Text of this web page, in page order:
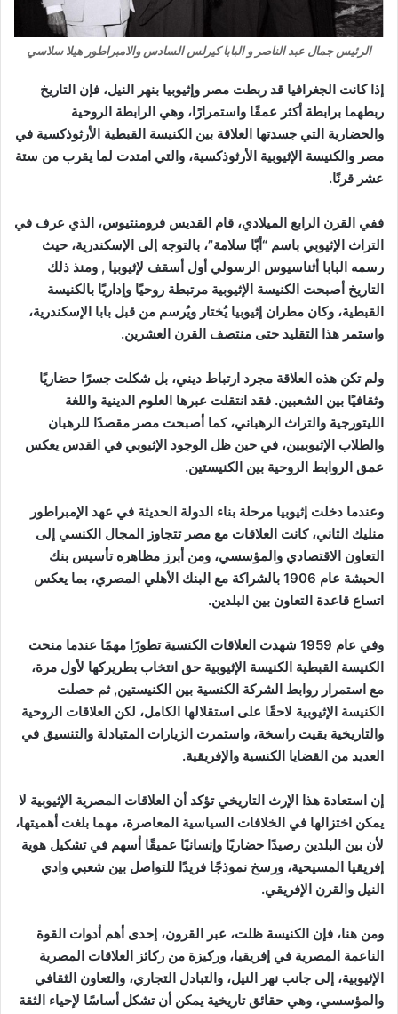
الرئيس جمال عبد الناصر و البابا كيرلس السادس والامبراطور هيلا سلاسي
إذا كانت الجغرافيا قد ربطت مصر وإثيوبيا بنهر النيل، فإن التاريخ
ربطهما برابطة أكثر عمقًا واستمرارًا، وهي الرابطة الروحية
والحضارية التي جسدتها العلاقة بين الكنيسة القبطية الأرثوذكسية في
مصر والكنيسة الإثيوبية الأرثوذكسية، والتي امتدت لما يقرب من ستة
عشر قرنًا.
ففي القرن الرابع الميلادي، قام القديس فرومنتيوس، الذي عرف في
التراث الإثيوبي باسم “أبّا سلامة”، بالتوجه إلى الإسكندرية، حيث
رسمه البابا أثناسيوس الرسولي أول أسقف لإثيوبيا , ومنذ ذلك
التاريخ أصبحت الكنيسة الإثيوبية مرتبطة روحيًا وإداريًا بالكنيسة
القبطية، وكان مطران إثيوبيا يُختار ويُرسم من قبل بابا الإسكندرية،
واستمر هذا التقليد حتى منتصف القرن العشرين.
ولم تكن هذه العلاقة مجرد ارتباط ديني، بل شكلت جسرًا حضاريًا
وثقافيًا بين الشعبين. فقد انتقلت عبرها العلوم الدينية واللغة
الليتورجية والتراث الرهباني، كما أصبحت مصر مقصدًا للرهبان
والطلاب الإثيوبيين، في حين ظل الوجود الإثيوبي في القدس يعكس
عمق الروابط الروحية بين الكنيستين.
وعندما دخلت إثيوبيا مرحلة بناء الدولة الحديثة في عهد الإمبراطور
منليك الثاني، كانت العلاقات مع مصر تتجاوز المجال الكنسي إلى
التعاون الاقتصادي والمؤسسي، ومن أبرز مظاهره تأسيس بنك
الحبشة عام 1906 بالشراكة مع البنك الأهلي المصري، بما يعكس
اتساع قاعدة التعاون بين البلدين.
وفي عام 1959 شهدت العلاقات الكنسية تطورًا مهمًا عندما منحت
الكنيسة القبطية الكنيسة الإثيوبية حق انتخاب بطريركها لأول مرة،
مع استمرار روابط الشركة الكنسية بين الكنيستين, ثم حصلت
الكنيسة الإثيوبية لاحقًا على استقلالها الكامل، لكن العلاقات الروحية
والتاريخية بقيت راسخة، واستمرت الزيارات المتبادلة والتنسيق في
العديد من القضايا الكنسية والإفريقية.
إن استعادة هذا الإرث التاريخي تؤكد أن العلاقات المصرية الإثيوبية لا
يمكن اختزالها في الخلافات السياسية المعاصرة، مهما بلغت أهميتها،
لأن بين البلدين رصيدًا حضاريًا وإنسانيًا عميقًا أسهم في تشكيل هوية
إفريقيا المسيحية، ورسخ نموذجًا فريدًا للتواصل بين شعبي وادي
النيل والقرن الإفريقي.
ومن هنا، فإن الكنيسة ظلت، عبر القرون، إحدى أهم أدوات القوة
الناعمة المصرية في إفريقيا، وركيزة من ركائز العلاقات المصرية
الإثيوبية، إلى جانب نهر النيل، والتبادل التجاري، والتعاون الثقافي
والمؤسسي، وهي حقائق تاريخية يمكن أن تشكل أساسًا لإحياء الثقة